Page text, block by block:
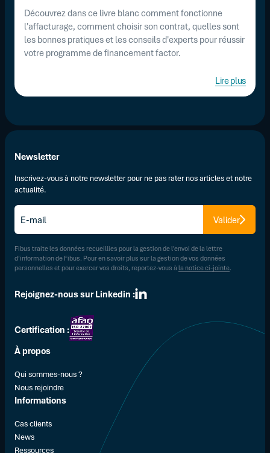
Découvrez dans ce livre blanc comment fonctionne
l'affacturage, comment choisir son contrat, quelles sont
les bonnes pratiques et les conseils d'experts pour réussir
votre programme de financement factor.
Lire plus
Newsletter
Inscrivez-vous à notre newsletter pour ne pas rater nos articles et notre
actualité.
E-
mail* Valider
Fibus traite les données recueillies pour la gestion de l’envoi de la lettre
d’information de Fibus. Pour en savoir plus sur la gestion de vos données
personnelles et pour exercer vos droits, reportez-vous à la notice ci-jointe.
Rejoignez-nous sur Linkedin :
Certification :
À propos
Qui sommes-nous ?
Nous rejoindre
Informations
Cas clients
News
Ressources